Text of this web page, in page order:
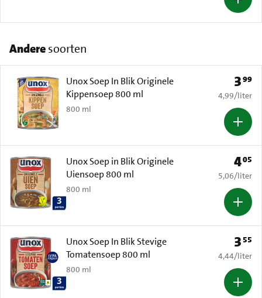
Anderesoorten
Unox Soep In Blik Originele
Kippensoep 800 ml
800 ml
Prijs:
399
€ 4,99 per
4,99/liter
Unox Soep in Blik Originele
Uiensoep 800 ml
800 ml
Prijs:
405
€ 5,06 per
5,06/liter
Unox Soep In Blik Stevige
Tomatensoep 800 ml
800 ml
Prijs:
3 55
€ 4,44 per
4,44/liter